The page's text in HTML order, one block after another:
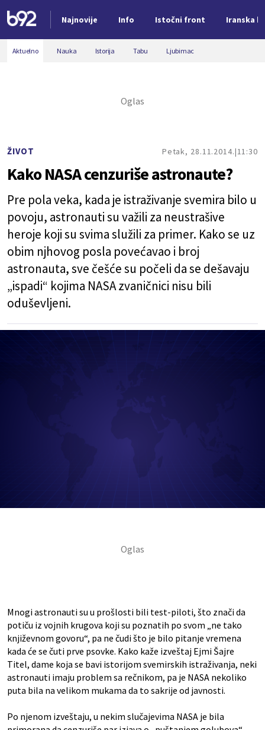
Najnovije Info Istočni front Iranska
Nova vest
Aktuelno Nauka Istorija Tabu Ljubimac
ŽIVOT Petak, 28.11.2014. 11:30
Kako NASA cenzuriše astronaute?
Pre pola veka, kada je istraživanje svemira bilo u
povoju, astronauti su važili za neustrašive
heroje koji su svima služili za primer. Kako se uz
obim njhovog posla povećavao i broj
astronauta, sve češće su počeli da se dešavaju
„ispadi“ kojima NASA zvaničnici nisu bili
oduševljeni.
Mnogi astronauti su u prošlosti bili test-piloti, što znači da
potiču iz vojnih krugova koji su poznatih po svom „ne tako
književnom govoru“, pa ne čudi što je bilo pitanje vremena
kada će se čuti prve psovke. Kako kaže izveštaj Ejmi Šajre
Titel, dame koja se bavi istorijom svemirskih istraživanja, neki
astronauti imaju problem sa rečnikom, pa je NASA nekoliko
puta bila na velikom mukama da to sakrije od javnosti.
Po njenom izveštaju, u nekim slučajevima NASA je bila